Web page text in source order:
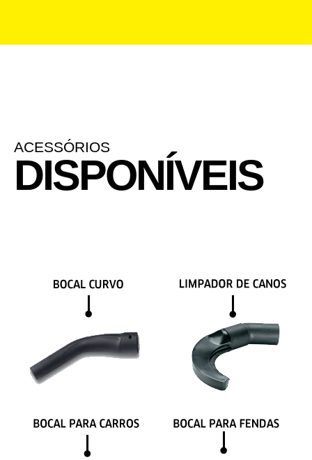
ACESSÓRIOS
DISPONÍVEIS